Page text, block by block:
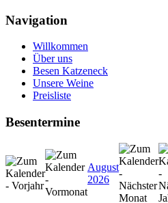
Navigation
Willkommen
Über uns
Besen Katzeneck
Unsere Weine
Preisliste
Besentermine
August
2026